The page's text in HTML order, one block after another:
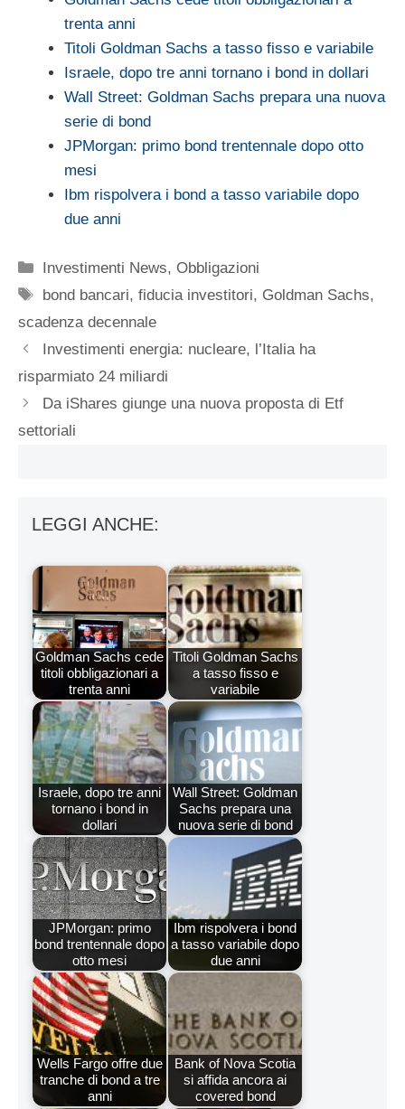
trenta anni
Titoli Goldman Sachs a tasso fisso e variabile
Israele, dopo tre anni tornano i bond in dollari
Wall Street: Goldman Sachs prepara una nuova
serie di bond
JPMorgan: primo bond trentennale dopo otto
mesi
Ibm rispolvera i bond a tasso variabile dopo
due anni
Categorie
Investimenti News,Obbligazioni
Tag
bond bancari,fiducia investitori, Goldman Sachs,
scadenza decennale
Investimenti energia: nucleare, l’Italia ha
risparmiato 24 miliardi
Da iShares giunge una nuova proposta di Etf
settoriali
LEGGI ANCHE:
Goldman Sachs cede
titoli obbligazionari a
trenta anni
Titoli Goldman Sachs
a tasso fisso e
variabile
Israele, dopo tre anni
tornano i bond in
dollari
Wall Street: Goldman
Sachs prepara una
nuova serie di bond
JPMorgan: primo
bond trentennale dopo
otto mesi
Ibm rispolvera i bond
a tasso variabile dopo
due anni
Wells Fargo offre due
tranche di bond a tre
anni
Bank of Nova Scotia
si affida ancora ai
covered bond